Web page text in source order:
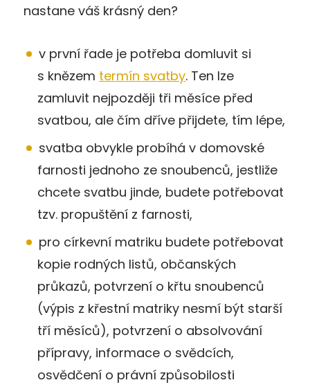
nastane váš krásný den?
v první řade je potřeba domluvit si
s knězem termín svatby. Ten lze
zamluvit nejpozději tři měsíce před
svatbou, ale čím dříve přijdete, tím lépe,
svatba obvykle probíhá v domovské
farnosti jednoho ze snoubenců, jestliže
chcete svatbu jinde, budete potřebovat
tzv. propuštění z farnosti,
pro církevní matriku budete potřebovat
kopie rodných listů, občanských
průkazů, potvrzení o křtu snoubenců
(výpis z křestní matriky nesmí být starší
tří měsíců), potvrzení o absolvování
přípravy, informace o svědcích,
osvědčení o právní způsobilosti